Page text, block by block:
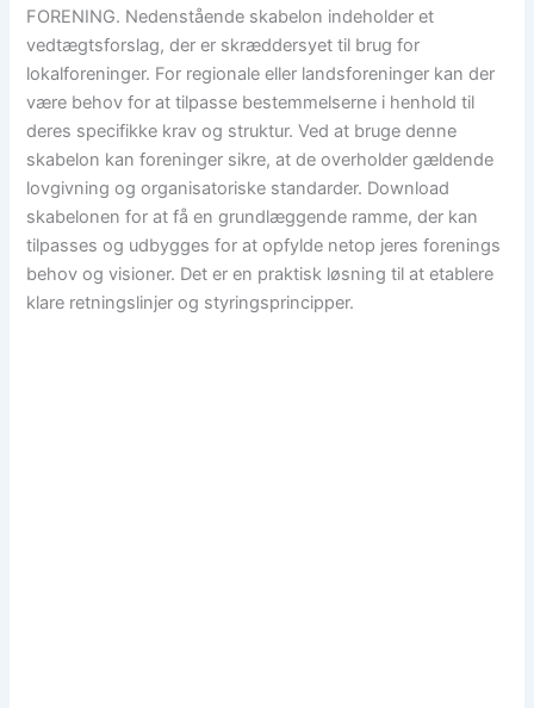
FORENING. Nedenstående skabelon indeholder et
vedtægtsforslag, der er skræddersyet til brug for
lokalforeninger. For regionale eller landsforeninger kan der
være behov for at tilpasse bestemmelserne i henhold til
deres specifikke krav og struktur. Ved at bruge denne
skabelon kan foreninger sikre, at de overholder gældende
lovgivning og organisatoriske standarder. Download
skabelonen for at få en grundlæggende ramme, der kan
tilpasses og udbygges for at opfylde netop jeres forenings
behov og visioner. Det er en praktisk løsning til at etablere
klare retningslinjer og styringsprincipper.